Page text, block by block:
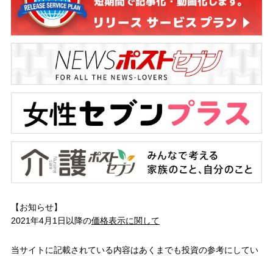
【お知らせ】
2021年4月1日以降の価格表示に関して
当サイトに記載されている内容はあくまでも投資の参考にしてい